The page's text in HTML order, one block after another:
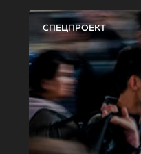
СПЕЦПРОЕКТ